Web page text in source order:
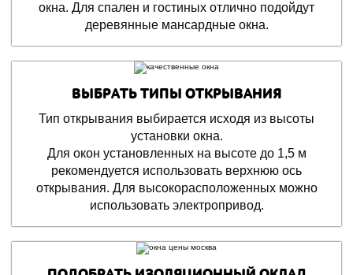
окна. Для спален и гостиных отлично подойдут
деревянные мансардные окна.
ВЫБРАТЬ ТИПЫ ОТКРЫВАНИЯ
Тип открывания выбирается исходя из высоты
установки окна.
Для окон установленных на высоте до 1,5 м
рекомендуется использовать верхнюю ось
открывания. Для высокорасположенных можно
использовать электропривод.